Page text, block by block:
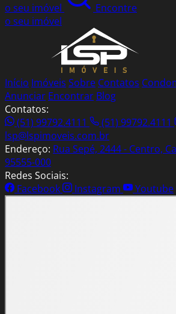
o seu imóvel
Encontre
o seu imóvel
Início Imóveis Sobre Contatos
Anunciar Encontrar Blog
Contatos:
(51) 99792.4111
(51) 99792.4111
lsp@lspimoveis.com.br
Endereço: Rua Sepé, 2444 - Centro,
95555-000
Redes Sociais:
Facebook
Instagram Youtube